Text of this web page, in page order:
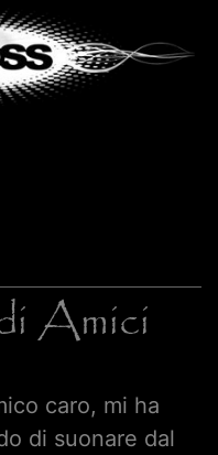
Amici
caro, mi ha
di suonare dal